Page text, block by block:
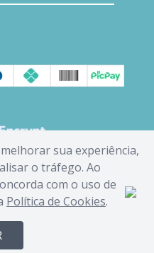
sua experiência,
o tráfego. Ao
com o uso de
Política de Cookies.